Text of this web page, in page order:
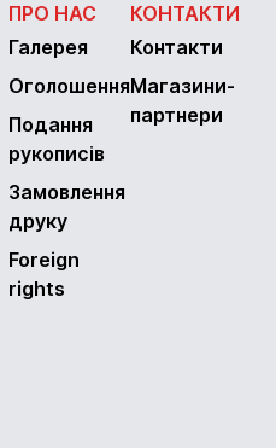
ПРО НАС
Галерея
Оголошення
Подання
рукописів
Замовлення
друку
Foreign
rights
КОНТАКТИ
Контакти
Магазини-
партнери